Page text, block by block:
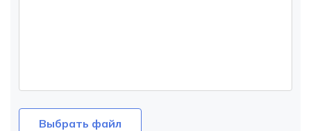
Выбрать файл